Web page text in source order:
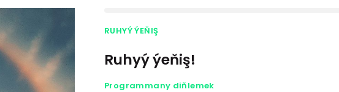
RUHYÝ ÝEŇIŞ
Ruhyý ýeňiş!
Programmany diňlemek